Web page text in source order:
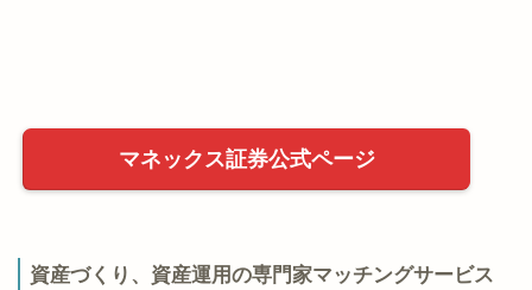
マネックス証券公式ページ
資産づくり、資産運用の専門家マッチングサービス